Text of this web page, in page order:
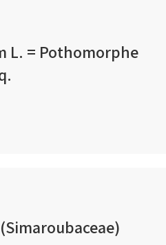
L. = Pothomorphe